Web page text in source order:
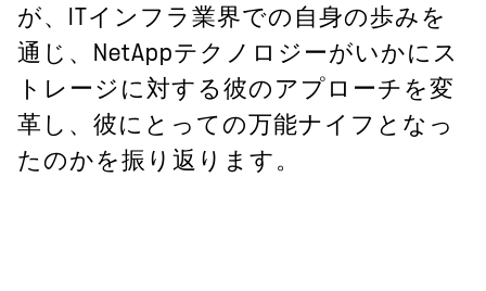
が、ITインフラ業界での自身の歩みを
通じ、NetAppテクノロジーがいかにス
トレージに対する彼のアプローチを変
革し、彼にとっての万能ナイフとなっ
たのかを振り返ります。